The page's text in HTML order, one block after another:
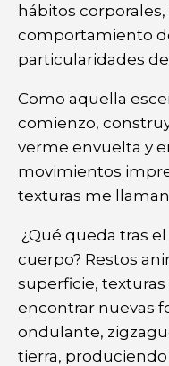
hábitos
comportamiento
particularidades
Como aquella
comienzo,
verme envuelta y
movimientos
texturas me
¿Qué queda tras
cuerpo? Restos
superficie, texturas
encontrar nuevas
ondulante,
tierra,